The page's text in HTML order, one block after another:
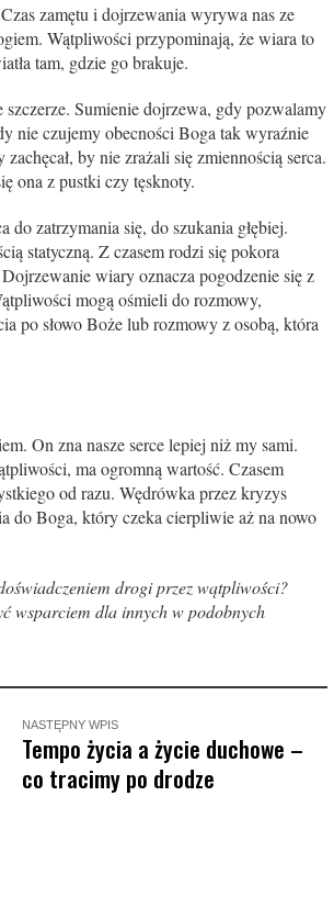
zamętu i dojrzewania wyrywa nas ze
Wątpliwości przypominają, że wiara to
tam, gdzie go brakuje.
Sumienie dojrzewa, gdy pozwalamy
nie czujemy obecności Boga tak wyraźnie
by nie zrażali się zmiennością serca.
ona z pustki czy tęsknoty.
zatrzymania się, do szukania głębiej.
statyczną. Z czasem rodzi się pokora
wiary oznacza pogodzenie się z
mogą ośmieli do rozmowy,
po słowo Boże lub rozmowy z osobą, która
On zna nasze serce lepiej niż my sami.
ma ogromną wartość. Czasem
od razu. Wędrówka przez kryzys
do Boga, który czeka cierpliwie aż na nowo
drogi przez wątpliwości?
wsparciem dla innych w podobnych
NASTĘPNY WPIS
Tempo życia a życie duchowe –
co tracimy po drodze